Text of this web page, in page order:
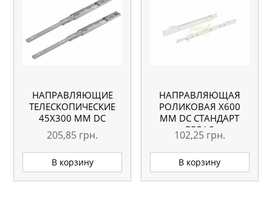
НАПРАВЛЯЮЩИЕ
ТЕЛЕСКОПИЧЕСКИЕ
45Х300 ММ DC
205,85 грн.
В корзину
НАПРАВЛЯЮЩАЯ
РОЛИКОВАЯ X600
ММ DC СТАНДАРТ
БЕЛАЯ
102,25 грн.
В корзину